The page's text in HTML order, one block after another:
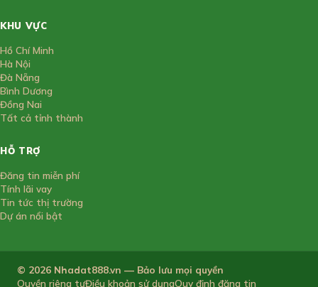
KHU VỰC
Hồ Chí Minh
Hà Nội
Đà Nẵng
Bình Dương
Đồng Nai
Tất cả tỉnh thành
HỖ TRỢ
Đăng tin miễn phí
Tính lãi vay
Tin tức thị trường
Dự án nổi bật
© 2026 Nhadat888.vn — Bảo lưu mọi quyền
Quyền riêng tưĐiều khoản sử dụngQuy định đăng tin